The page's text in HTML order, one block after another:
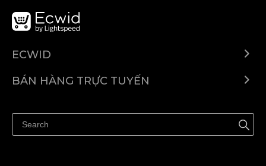
ECWID
Trung tâm trợ giúp
BÁN HÀNG TRỰC TUYẾN
Quảng bá ở bất cứ đâu
Kiểm soát mọi thứ